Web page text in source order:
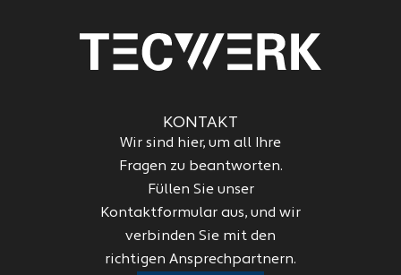
KONTAKT
Wir sind hier, um all Ihre
Fragen zu beantworten.
Füllen Sie unser
Kontaktformular aus, und wir
verbinden Sie mit den
richtigen Ansprechpartnern.